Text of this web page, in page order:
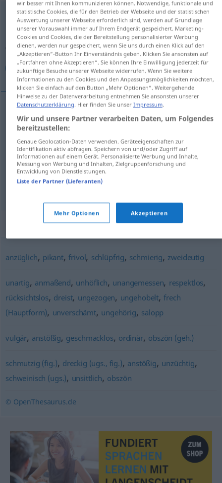
unanständigadj
Übersicht aller Übersetzungen
(Für mehr Details die Übersetzung anklicken/antippen)
بذيء, فاحش, خليع, غير لائق
بذيء [baˈðiːʔ] unanständig
فاحش [faːħiʃ] unanständig
خليع [xaˈliːʕ] unanständigBild, Lied
لائق [ɣ. laːʔiq]
Synonyme für "unanständig"
anzüglich, pikant,frivol, schlüpfrig, schmierig, zweideutig
unartig, anmaßend, unhöflich, unangemessen, respektlos,
rücksichtslos, dreist, ungezogen, ungehobelt,frech
(Hauptform), unverschämt, ungehörig, salopp
vulgär, anstößig, geschmacklos, ordinär, obszön (geh.)
schmutzig (fig.), dreckig (ugs., fig.), anstößig, unzüchtig,
schweinisch (ugs.), unsittlich, obszön
© OpenThesaurus.de
wir besser mit Ihnen kommunizieren können. Notwendige, funktionale und
statistische Cookies, die für den Betrieb der Webseite und der statistischen
Auswertung unserer Webseite erforderlich sind, werden auf Grundlage
unserer Vorauswahl immer auf Ihrem Endgerät gespeichert. Marketing-
Cookies und Cookies, die der Bereitstellung personalisierter Werbung
dienen, werden nur gespeichert, wenn Sie uns durch einen Klick auf den
„Akzeptieren“-Button Ihr Einverständnis geben. Klicken Sie ansonsten auf
„Fortfahren ohne Akzeptieren“. Sie können Ihre Einwilligung jederzeit für
zukünftige Besuche unserer Webseite widerrufen. Wenn Sie weitere
Informationen zu den Cookies und den Anpassungsmöglichkeiten möchten,
klicken Sie einfach auf den Button „Mehr Optionen“. Weitergehende
Hinweise zu der Datenverarbeitung entnehmen Sie ansonsten unserer
Datenschutzerklärung. Hier finden Sie unser Impressum.
Wir und unsere Partner verarbeiten Daten, um Folgendes
bereitzustellen:
Genaue Geolocation-Daten verwenden. Geräteeigenschaften zur
Identifikation aktiv abfragen. Speichern von und/oder Zugriff auf
Informationen auf einem Gerät. Personalisierte Werbung und Inhalte,
Messung von Werbung und Inhalten, Zielgruppenforschung und
Entwicklung von Dienstleistungen.
Liste der Partner (Lieferanten)
Mehr Optionen Akzeptieren